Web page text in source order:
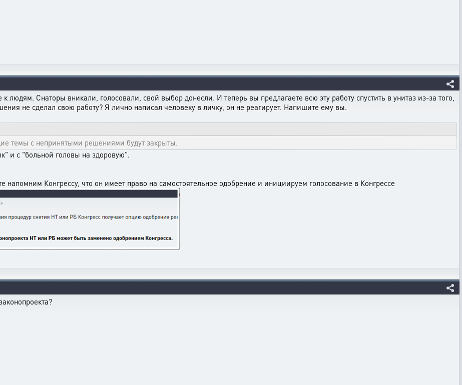
к людям. Снаторы вникали, голосовали, свой выбор донесли. И теперь вы предлагаете всю эту работу спустить в унитаз из-за того,
не сделал свою работу? Я лично написал человеку в личку, он не реагирует. Напишите ему вы.
темы с непринятыми решениями будут закрыты.
и с "больной головы на здоровую".
напомним Конгрессу, что он имеет право на самостоятельное одобрение и инициируем голосование в Конгрессе